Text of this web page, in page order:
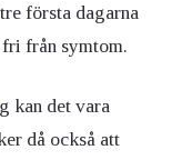
första dagarna
från symtom.
kan det vara
då också att